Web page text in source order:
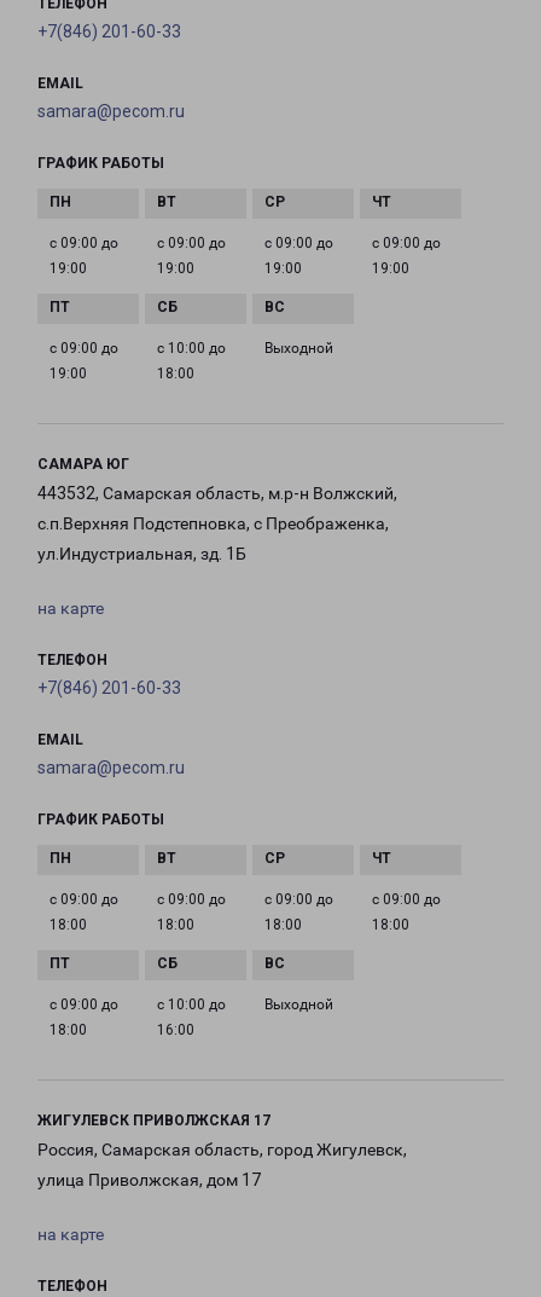
ТЕЛЕФОН
+7(846) 201-60-33
EMAIL
samara@pecom.ru
ГРАФИК РАБОТЫ
с 09:00 до
19:00
с 09:00 до
19:00
с 09:00 до
19:00
с 09:00 до
19:00
с 09:00 до
19:00
с 10:00 до
18:00
Выходной
САМАРА ЮГ
443532, Самарская область, м.р-н Волжский,
с.п.Верхняя Подстепновка, с Преображенка,
ул.Индустриальная, зд. 1Б
на карте
ТЕЛЕФОН
+7(846) 201-60-33
EMAIL
samara@pecom.ru
ГРАФИК РАБОТЫ
с 09:00 до
18:00
с 09:00 до
18:00
с 09:00 до
18:00
с 09:00 до
18:00
с 09:00 до
18:00
с 10:00 до
16:00
Выходной
ЖИГУЛЕВСК ПРИВОЛЖСКАЯ 17
Россия, Самарская область, город Жигулевск,
улица Приволжская, дом 17
на карте
ТЕЛЕФОН